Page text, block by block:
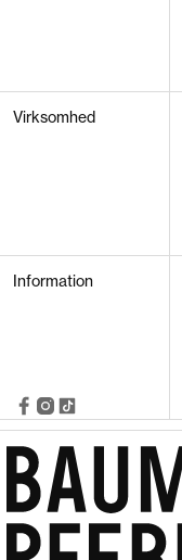
Virksomhed
Information